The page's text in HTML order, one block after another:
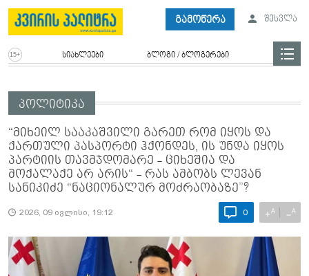
გამოწერა შესვლა
სიახლეები ბლოგი / ბლოგერები
პოლიტიკა
“მიხეილ სააკაშვილი გარეთ რომ იყოს და
ქართული პასპორტი ჰქონდეს, ის უნდა იყოს
პარტიის თავმჯდომარე - ციხეშია და
მოქალაქე არ არის“ - რას ამბობს ლევან
სანიკიძე “ნაციონალურ მოძრაობაზე”?
2026, 09 ივლისი, 19:12 0 +A −A